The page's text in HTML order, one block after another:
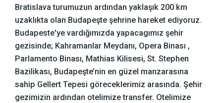
Bratislava turumuzun ardından yaklaşık 200 km
uzaklıkta olan Budapeşte şehrine hareket ediyoruz.
Budapeste'ye vardığımızda yapacagımız şehir
gezisinde; Kahramanlar Meydanı, Opera Binası ,
Parlamento Binası, Mathias Kilisesi, St. Stephen
Bazilikası, Budapeşte’nin en güzel manzarasına
sahip Gellert Tepesi göreceklerimiz arasında. Şehir
gezimizin ardından otelimize transfer. Otelimize